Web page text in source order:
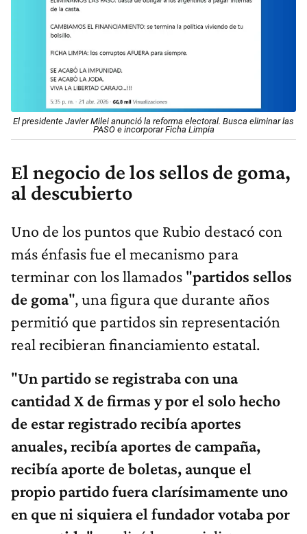
El presidente Javier Milei anunció la reforma electoral. Busca eliminar las
PASO e incorporar Ficha Limpia
El negocio de los sellos de goma,
al descubierto
Uno de los puntos que Rubio destacó con
más énfasis fue el mecanismo para
terminar con los llamados "partidos sellos
de goma", una figura que durante años
permitió que partidos sin representación
real recibieran financiamiento estatal.
"Un partido se registraba con una
cantidad X de firmas y por el solo hecho
de estar registrado recibía aportes
anuales, recibía aportes de campaña,
recibía aporte de boletas, aunque el
propio partido fuera clarísimamente uno
en que ni siquiera el fundador votaba por